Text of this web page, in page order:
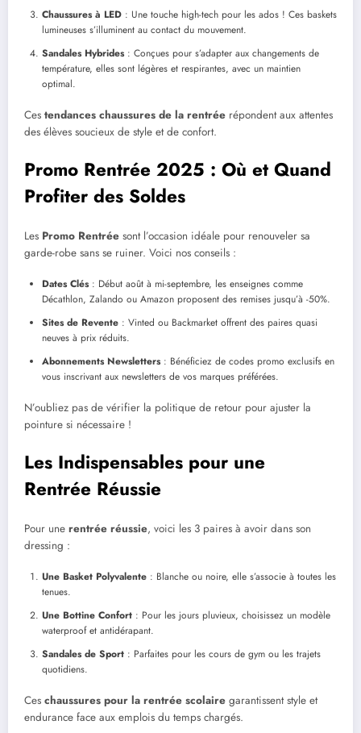
Chaussures à LED : Une touche high-tech pour les ados ! Ces baskets
lumineuses s’illuminent au contact du mouvement.
Sandales Hybrides: Conçues pour s’adapter aux changements de
température, elles sont légères et respirantes, avec un maintien
optimal.
Ces tendances chaussures de la rentrée répondent aux attentes
des élèves soucieux de style et de confort.
Promo Rentrée 2025 : Où et Quand
Profiter des Soldes
Les Promo Rentrée sont l’occasion idéale pour renouveler sa
garde-robe sans se ruiner. Voici nos conseils :
Dates Clés: Début août à mi-septembre, les enseignes comme
Décathlon, Zalando ou Amazon proposent des remises jusqu’à -50%.
Sites de Revente : Vinted ou Backmarket offrent des paires quasi
neuves à prix réduits.
Abonnements Newsletters: Bénéficiez de codes promo exclusifs en
vous inscrivant aux newsletters de vos marques préférées.
N’oubliez pas de vérifier la politique de retour pour ajuster la
pointure si nécessaire !
Les Indispensables pour une
Rentrée Réussie
Pour une rentrée réussie, voici les 3 paires à avoir dans son
dressing :
Une Basket Polyvalente : Blanche ou noire, elle s’associe à toutes les
tenues.
Une Bottine Confort : Pour les jours pluvieux, choisissez un modèle
waterproof et antidérapant.
Sandales de Sport : Parfaites pour les cours de gym ou les trajets
quotidiens.
Ces chaussures pour la rentrée scolaire garantissent style et
endurance face aux emplois du temps chargés.